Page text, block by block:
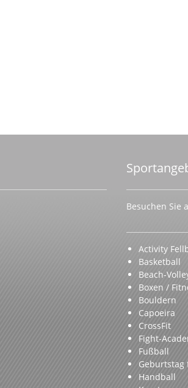
Besuchen Sie
Activity
Basketball
Beach-
Boxen /
Bouldern
Capoeira
CrossFit
Fight-
Fußball
Geburtstag
Handball